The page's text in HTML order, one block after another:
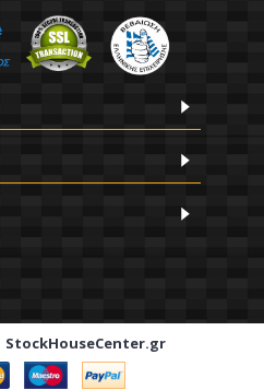
StockHouseCenter.gr